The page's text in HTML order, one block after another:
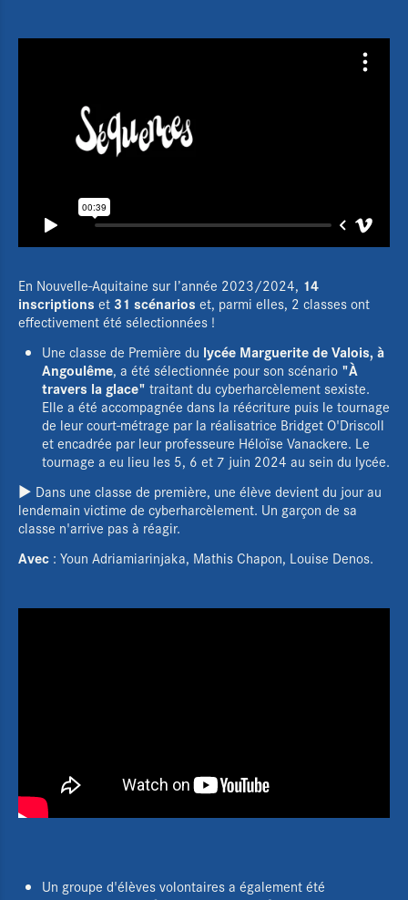
En Nouvelle-Aquitaine sur l’année 2023/2024, 14
inscriptions et 31 scénarios et, parmi elles, 2 classes ont
effectivement été sélectionnées !
Une classe de Première du lycée Marguerite de Valois, à
Angoulême, a été sélectionnée pour son scénario "À
travers la glace" traitant du cyberharcèlement sexiste.
Elle a été accompagnée dans la réécriture puis le tournage
de leur court-métrage par la réalisatrice Bridget O'Driscoll
et encadrée par leur professeure Héloïse Vanackere. Le
tournage a eu lieu les 5, 6 et 7 juin 2024 au sein du lycée.
► Dans une classe de première, une élève devient du jour au
lendemain victime de cyberharcèlement. Un garçon de sa
classe n'arrive pas à réagir.
Avec : Youn Adriamiarinjaka, Mathis Chapon, Louise Denos.
Un groupe d'élèves volontaires a également été